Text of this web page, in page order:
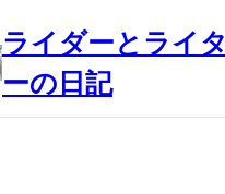
ライダーとライタ
ーの日記